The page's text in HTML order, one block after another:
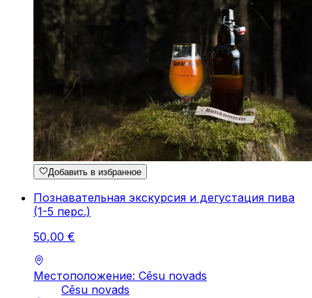
Добавить в избранное
Познавательная экскурсия и дегустация пива
(1-5 перс.)
50,00 €
Местоположение: Cēsu novads
Cēsu novads